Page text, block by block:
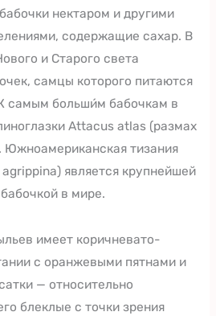
нектаром и другими
содержащие сахар. В
и Старого света
самцы которого питаются
самым больши́м бабочкам в
Attacus atlas (размах
Южноамериканская тизания
является крупнейшей
в мире.
имеет коричневато-
с оранжевыми пятнами и
— относительно
блеклые с точки зрения